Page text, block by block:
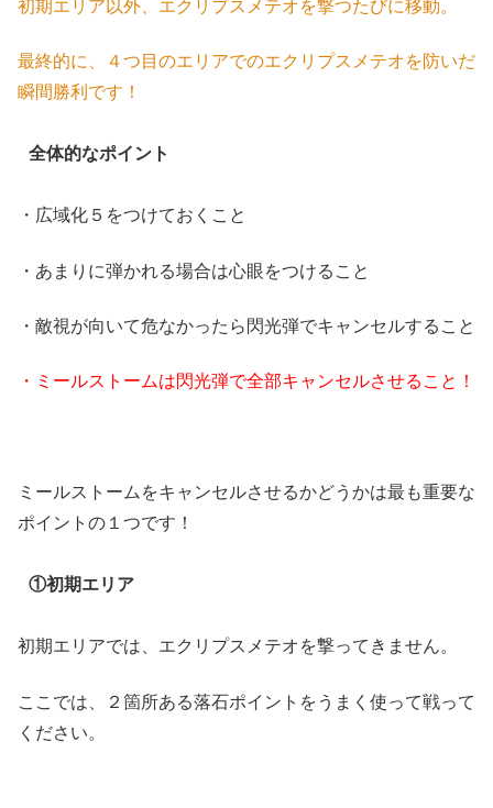
初期エリア以外、エクリプスメテオを撃つたびに移動。
最終的に、４つ目のエリアでのエクリプスメテオを防いだ
瞬間勝利です！
全体的なポイント
・広域化５をつけておくこと
・あまりに弾かれる場合は心眼をつけること
・敵視が向いて危なかったら閃光弾でキャンセルすること
・ミールストームは閃光弾で全部キャンセルさせること！
ミールストームをキャンセルさせるかどうかは最も重要な
ポイントの１つです！
①初期エリア
初期エリアでは、エクリプスメテオを撃ってきません。
ここでは、２箇所ある落石ポイントをうまく使って戦って
ください。